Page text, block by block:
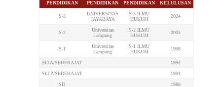
PENDIDIKAN
PENDIDIKAN
PENDIDIKAN
KELULUSAN
S-3
UNIVERSITAS
JAYABAYA
S-3 ILMU
HUKUM
2024
S-2
Universitas
Lampung
S-2 ILMU
HUKUM
2003
S-1
Universitas
Lampung
S-1 ILMU
HUKUM
1998
SLTA/SEDERAJAT
1994
SLTP/SEDERAJAT
1991
SD
1988